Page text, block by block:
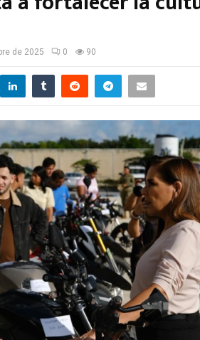
de 2025 0 90